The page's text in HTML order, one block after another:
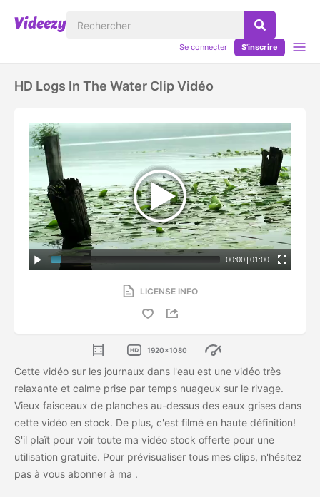
Se connecter S'inscrire
HD Logs In The Water Clip Vidéo
00:00 | 01:00
LICENSE INFO
1920x1080
Cette vidéo sur les journaux dans l'eau est une vidéo très
relaxante et calme prise par temps nuageux sur le rivage.
Vieux faisceaux de planches au-dessus des eaux grises dans
cette vidéo en stock. De plus, c'est filmé en haute définition!
S'il plaît pour voir toute ma vidéo stock offerte pour une
utilisation gratuite. Pour prévisualiser tous mes clips, n'hésitez
pas à vous abonner à ma .